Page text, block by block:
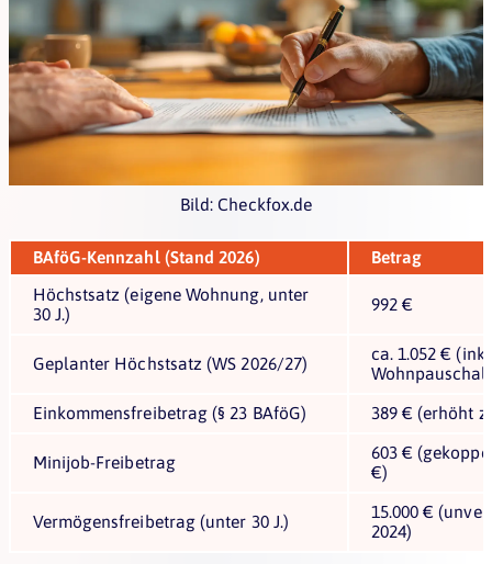
Bild: Checkfox.de
BAföG-Kennzahl (Stand 2026)
Betrag
Höchstsatz (eigene Wohnung, unter
30 J.)
992 €
Geplanter Höchstsatz (WS 2026/27)
ca. 1.052 €
Einkommensfreibetrag (§ 23 BAföG)
389 € (erhöht
Minijob-Freibetrag
603 €
€)
Vermögensfreibetrag (unter 30 J.)
15.000 €
2024)